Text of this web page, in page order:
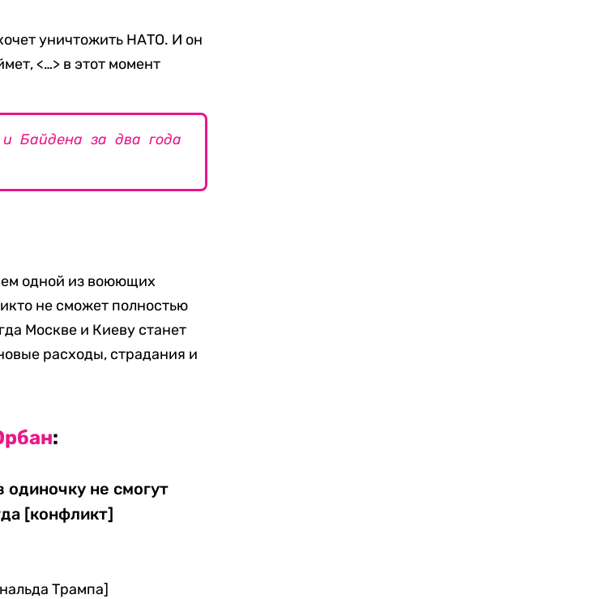
уничтожить НАТО. И он
<…> в этот момент
и Байдена за два года
одной из воюющих
не сможет полностью
Москве и Киеву станет
расходы, страдания и
:
одиночку не смогут
[конфликт]
Трампа]